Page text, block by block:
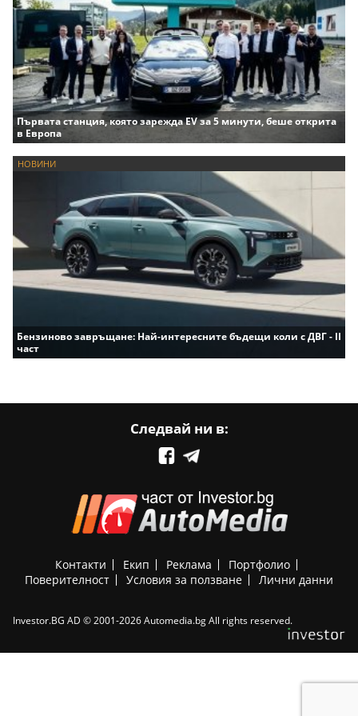
Първата станция, която зарежда EV за 5 минути, беше открита
в Европа
НОВИНИ
Бензиново завръщане: Най-интересните бъдещи коли с ДВГ - II
част
Следвай ни в:
Контакти Екип Реклама
Портфолио
Поверителност
Условия за ползване Лични данни
Investor.BG AD © 2001-2026 Automedia.bg All rights reserved.